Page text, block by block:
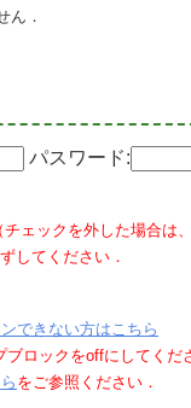
ん．
パスワード:
ェックを外した場合は
してください．
できない方はこちら
ロックをoffにしてくだ
をご参照ください．